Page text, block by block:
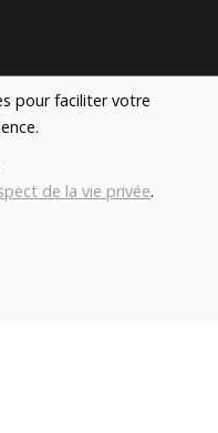
pour faciliter votre
de la vie privée.